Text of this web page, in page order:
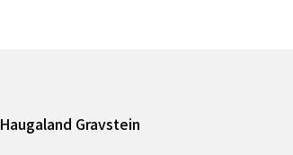
Haugaland Gravstein